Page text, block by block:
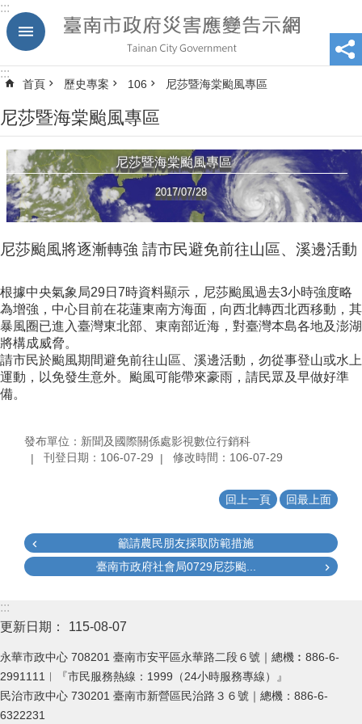
跳到主要內容區塊
:::
:::
首頁 歷史專案 106 尼莎暨海棠颱風專區
尼莎暨海棠颱風專區
尼莎暨海棠颱風專區
2017/07/28
尼莎颱風將逐漸轉強 請市民避免前往山區、溪邊活動
根據中央氣象局29日7時資料顯示，尼莎颱風過去3小時強度略
為增強，中心目前在花蓮東南方海面，向西北轉西北西移動，其
暴風圈已進入臺灣東北部、東南部近海，對臺灣本島各地及澎湖
將構成威脅。
請市民於颱風期間避免前往山區、溪邊活動，勿從事登山或水上
運動，以免發生意外。颱風可能帶來豪雨，請民眾及早做好準
備。
發布單位：新聞及國際關係處影視數位行銷科
刊登日期：106-07-29
修改時間：106-07-29
回上一頁 回最上面
籲請農民朋友採取防範措施
臺南市政府社會局0729尼莎颱...
:::
更新日期：
115-08-07
永華市政中心 708201 臺南市安平區永華路二段６號｜總機︰886-6-
2991111︱『市民服務熱線：1999（24小時服務專線）』
民治市政中心 730201 臺南市新營區民治路３６號｜總機：886-6-
6322231